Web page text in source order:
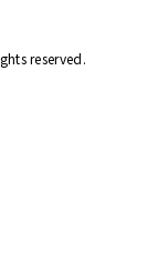
reserved.